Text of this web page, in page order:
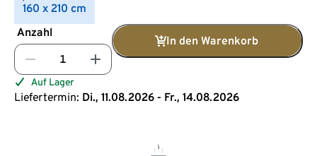
160 x 210 cm
Anzahl
In den Warenkorb
Auf Lager
Liefertermin: Di., 11.08.2026 - Fr., 14.08.2026